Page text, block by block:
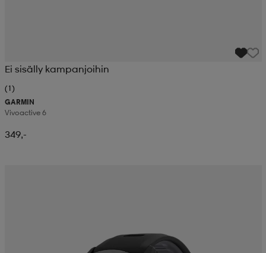
Ei sisälly kampanjoihin
(1)
GARMIN
Vivoactive 6
349,-